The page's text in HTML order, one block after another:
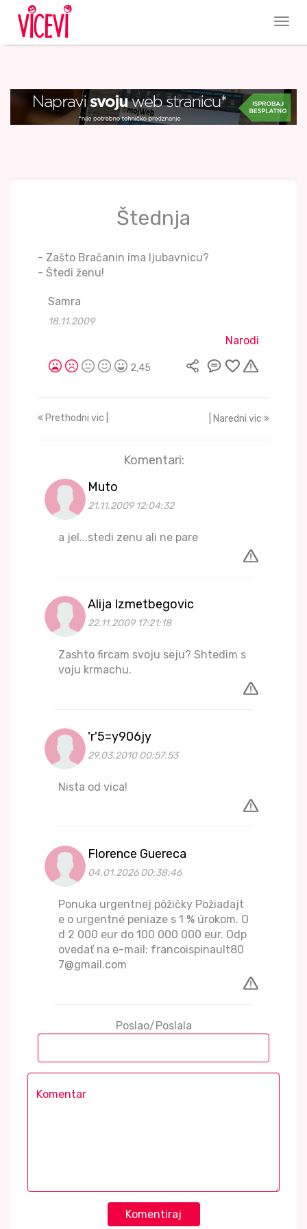
Štednja
- Zašto Bračanin ima ljubavnicu?
- Štedi ženu!
Samra
18.11.2009
Narodi
2,45
Prethodni vic | | Naredni vic
Komentari:
Muto
21.11.2009 12:04:32
a jel...stedi zenu ali ne pare
Alija Izmetbegovic
22.11.2009 17:21:18
Zashto fircam svoju seju? Shtedim s
voju krmachu.
'r'5=y906jy
29.03.2010 00:57:53
Nista od vica!
Florence Guereca
04.01.2026 00:38:46
Ponuka urgentnej pôžičky Požiadajt
e o urgentné peniaze s 1 % úrokom. O
d 2 000 eur do 100 000 000 eur. Odp
ovedať na e-mail: francoispinault80
7@gmail.com
Poslao/Poslala
Komentiraj